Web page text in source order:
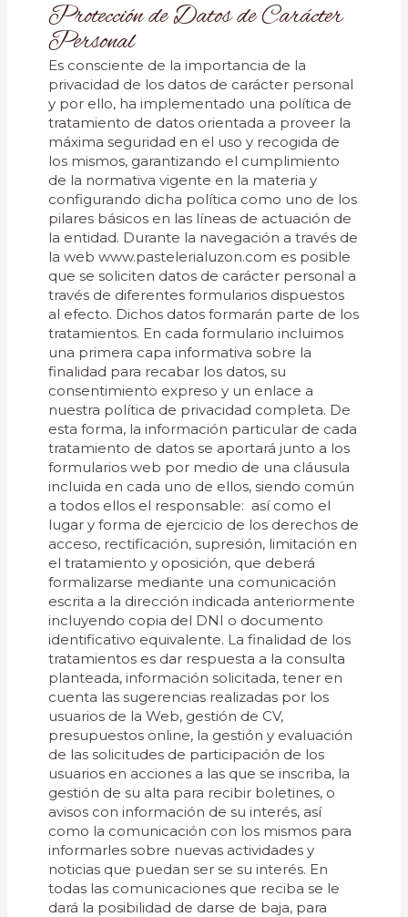
Protección de Datos de Carácter
Personal
Es consciente de la importancia de la
privacidad de los datos de carácter personal
y por ello, ha implementado una política de
tratamiento de datos orientada a proveer la
máxima seguridad en el uso y recogida de
los mismos, garantizando el cumplimiento
de la normativa vigente en la materia y
configurando dicha política como uno de los
pilares básicos en las líneas de actuación de
la entidad. Durante la navegación a través de
la web www.pastelerialuzon.com es posible
que se soliciten datos de carácter personal a
través de diferentes formularios dispuestos
al efecto. Dichos datos formarán parte de los
tratamientos. En cada formulario incluimos
una primera capa informativa sobre la
finalidad para recabar los datos, su
consentimiento expreso y un enlace a
nuestra política de privacidad completa. De
esta forma, la información particular de cada
tratamiento de datos se aportará junto a los
formularios web por medio de una cláusula
incluida en cada uno de ellos, siendo común
a todos ellos el responsable: así como el
lugar y forma de ejercicio de los derechos de
acceso, rectificación, supresión, limitación en
el tratamiento y oposición, que deberá
formalizarse mediante una comunicación
escrita a la dirección indicada anteriormente
incluyendo copia del DNI o documento
identificativo equivalente. La finalidad de los
tratamientos es dar respuesta a la consulta
planteada, información solicitada, tener en
cuenta las sugerencias realizadas por los
usuarios de la Web, gestión de CV,
presupuestos online, la gestión y evaluación
de las solicitudes de participación de los
usuarios en acciones a las que se inscriba, la
gestión de su alta para recibir boletines, o
avisos con información de su interés, así
como la comunicación con los mismos para
informarles sobre nuevas actividades y
noticias que puedan ser se su interés. En
todas las comunicaciones que reciba se le
dará la posibilidad de darse de baja, para